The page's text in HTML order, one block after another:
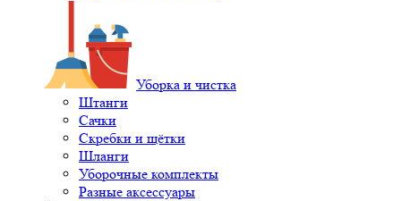
Уборка и чистка
Штанги
Сачки
Скребки и щётки
Шланги
Уборочные комплекты
Разные аксессуары